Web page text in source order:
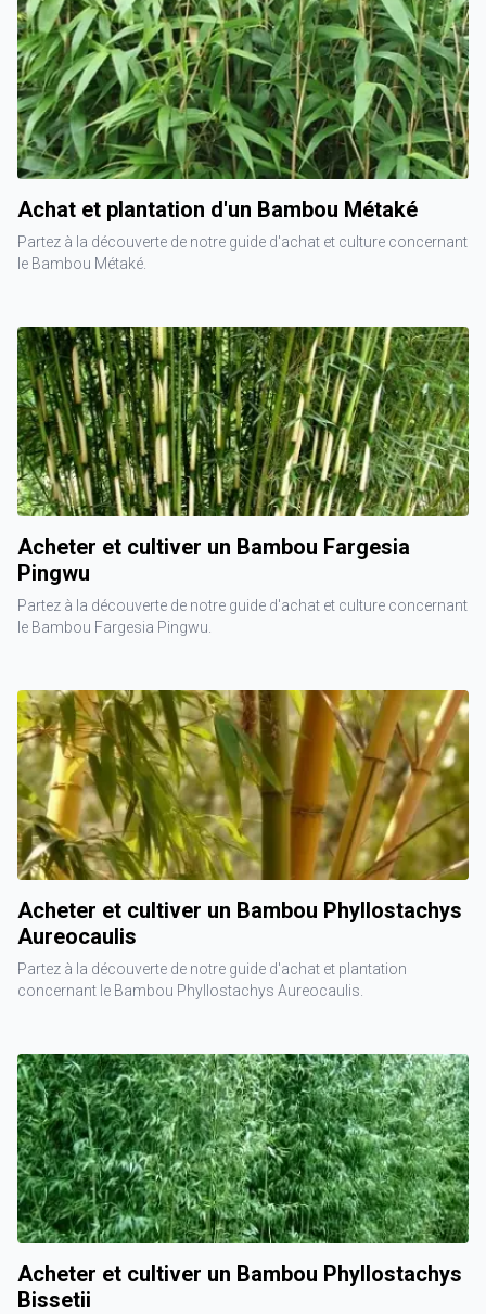
Achat et plantation d'un Bambou Métaké
Partez à la découverte de notre guide d'achat et culture concernant
le Bambou Métaké.
Acheter et cultiver un Bambou Fargesia
Pingwu
Partez à la découverte de notre guide d'achat et culture concernant
le Bambou Fargesia Pingwu.
Acheter et cultiver un Bambou Phyllostachys
Aureocaulis
Partez à la découverte de notre guide d'achat et plantation
concernant le Bambou Phyllostachys Aureocaulis.
Acheter et cultiver un Bambou Phyllostachys
Bissetii